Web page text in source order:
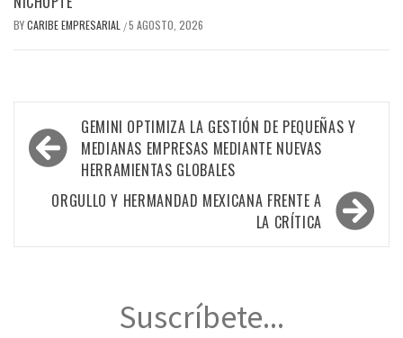
BYCARIBE EMPRESARIAL /5 AGOSTO, 2026
Navegación
de
entradas
GEMINI OPTIMIZA LA GESTIÓN DE PEQUEÑAS Y
MEDIANAS EMPRESAS MEDIANTE NUEVAS
HERRAMIENTAS GLOBALES
ORGULLO Y HERMANDAD MEXICANA FRENTE A
LA CRÍTICA
Suscríbete...